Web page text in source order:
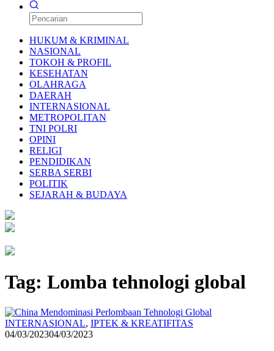
HUKUM & KRIMINAL
NASIONAL
TOKOH & PROFIL
KESEHATAN
OLAHRAGA
DAERAH
INTERNASIONAL
METROPOLITAN
TNI POLRI
OPINI
RELIGI
PENDIDIKAN
SERBA SERBI
POLITIK
SEJARAH & BUDAYA
Tag: Lomba tehnologi global
INTERNASIONAL, IPTEK & KREATIFITAS
04/03/202304/03/2023